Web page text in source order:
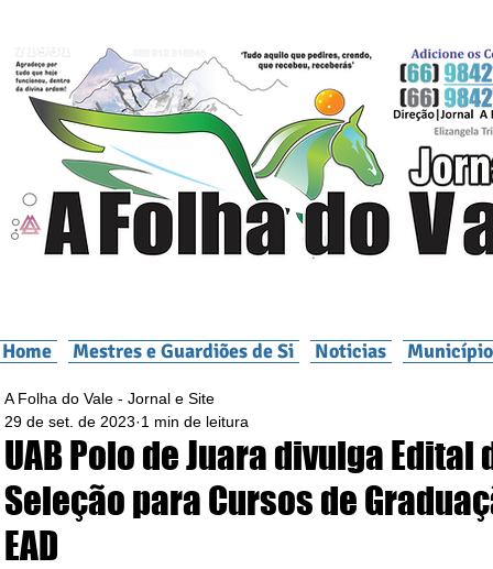
Home Mestres e Guardiões de Si Noticias
UAB Polo de Juara divulga Edital
Seleção para Cursos de
EAD
A Folha do Vale - Jornal e Site
29 de set. de 2023 1 min de leitura